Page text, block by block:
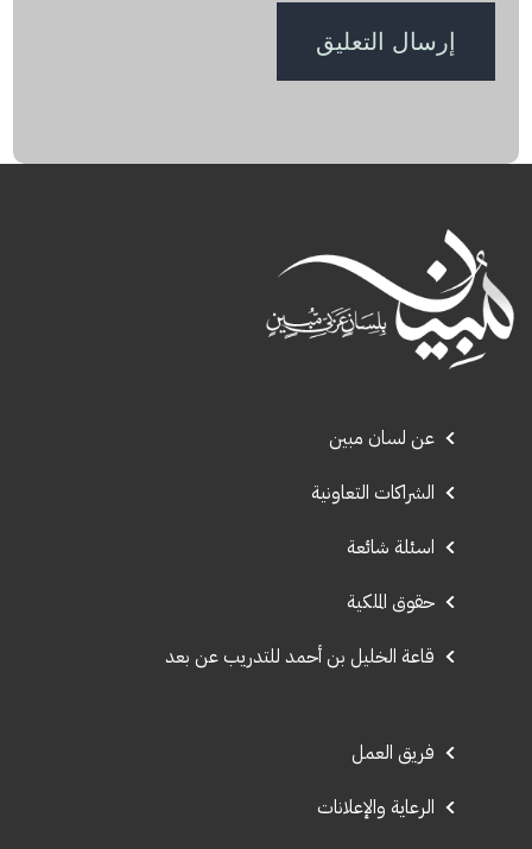
عن لسان مبين
الشراكات التعاونية
اسئلة شائعة
حقوق الملكية
قاعة الخليل بن أحمد للتدريب عن بعد
فريق العمل
الرعاية والإعلانات